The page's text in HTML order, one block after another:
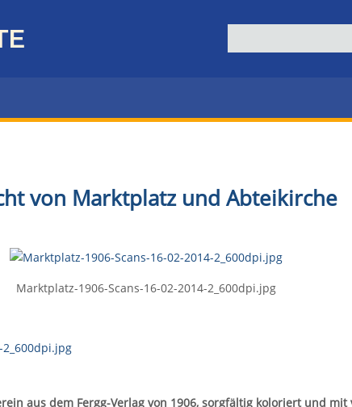
von Marktplatz und Abteikirche
Marktplatz-1906-Scans-16-02-2014-2_600dpi.jpg
aus dem Fergg-Verlag von 1906, sorgfältig koloriert und mit